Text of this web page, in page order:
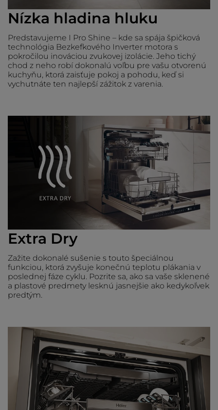
Nízka hladina hluku
Predstavujeme I Pro Shine – kde sa spája špičková
technológia Bezkefkového Inverter motora s
pokročilou inováciou zvukovej izolácie. Jeho tichý
chod z neho robí dokonalú voľbu pre vašu otvorenú
kuchyňu, ktorá zaisťuje pokoj a pohodu, keď si
vychutnáte ten najlepší zážitok z varenia.
Extra Dry
Zažite dokonalé sušenie s touto špeciálnou
funkciou, ktorá zvyšuje konečnú teplotu plákania v
poslednej fáze cyklu. Pozrite sa, ako sa vaše sklenené
a plastové predmety lesknú jasnejšie ako kedykoľvek
predtým.